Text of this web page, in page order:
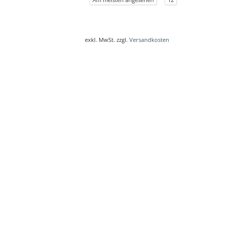
exkl. MwSt. zzgl. Versandkosten